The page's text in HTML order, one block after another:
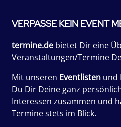
VERPASSE KEIN EVENT
termine.de bietet Dir eine
Veranstaltungen/Termine
Mit unseren Eventlisten und
Du Dir Deine ganz
Interessen zusammen und
Termine stets im Blick.